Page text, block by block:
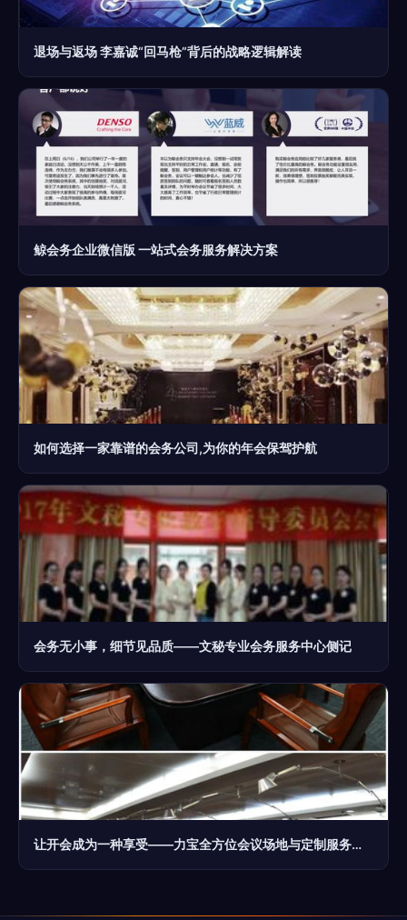
退场与返场 李嘉诚“回马枪”背后的战略逻辑解读
鲸会务企业微信版 一站式会务服务解决方案
如何选择一家靠谱的会务公司,为你的年会保驾护航
会务无小事，细节见品质——文秘专业会务服务中心侧记
让开会成为一种享受——力宝全方位会议场地与定制服务等您来享